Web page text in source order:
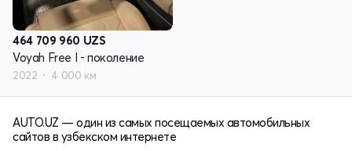
464 709 960 UZS
Voyah Free I - поколение
2022 4 000 км
AUTO.UZ — один из самых посещаемых автомобильных
сайтов в узбекском интернете